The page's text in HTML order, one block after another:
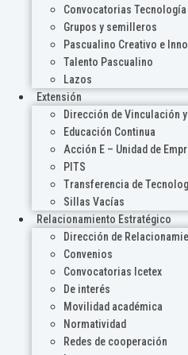
Convocatorias
Grupos y semilleros
Pascualino Creativo e
Talento Pascualino
Lazos
Extensión
Dirección de Vinculación
Educación Continua
Acción E – Unidad de
PITS
Transferencia de
Sillas Vacías
Relacionamiento Estratégico
Dirección de
Convenios
Convocatorias Icetex
De interés
Movilidad académica
Normatividad
Redes de cooperación